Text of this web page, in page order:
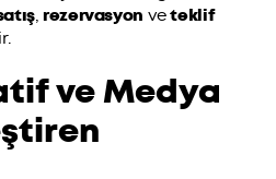
, rezervasyon veteklif
ve Medya